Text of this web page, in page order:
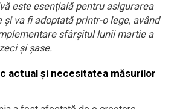
este esențială pentru asigurarea
va fi adoptată printr-o lege, având
sfârșitul lunii martie a
și șase.
actual și necesitatea măsurilor